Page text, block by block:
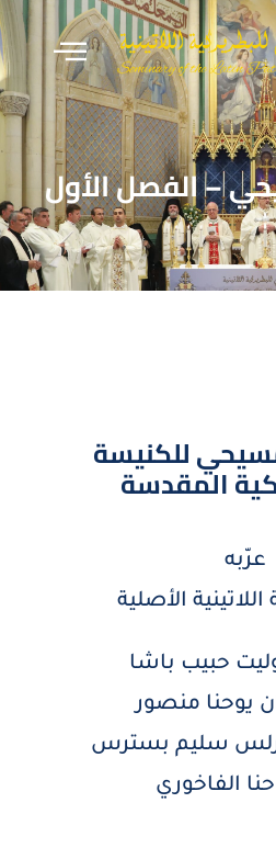
– الفصل الأول
للكنيسة
المقدسة
عرّبه
الأصلية
حبيب باشا
يوحنا منصور
سليم بسترس
الفاخوري